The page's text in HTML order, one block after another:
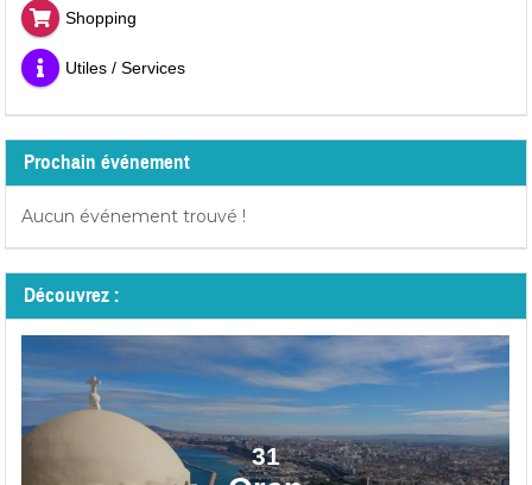
Shopping
Utiles / Services
Prochain événement
Aucun événement trouvé !
Découvrez :
31